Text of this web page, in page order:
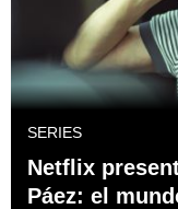
SERIES
Netflix
Páez: el